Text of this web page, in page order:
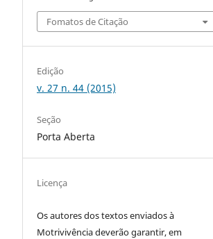
Fomatos de Citação
Edição
v. 27 n. 44 (2015)
Seção
Porta Aberta
Licença
Os autores dos textos enviados à
Motrivivência deverão garantir, em